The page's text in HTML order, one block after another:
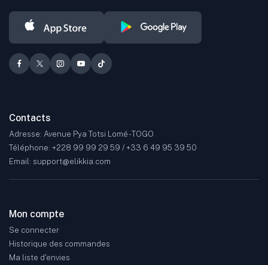
Contacts
Adresse: Avenue Pya Totsi Lomé - TOGO
Téléphone: +228 99 99 29 59 / +33 6 49 95 39 50
Email: support@elikkia.com
Mon compte
Se connecter
Historique des commandes
Ma liste d'envies